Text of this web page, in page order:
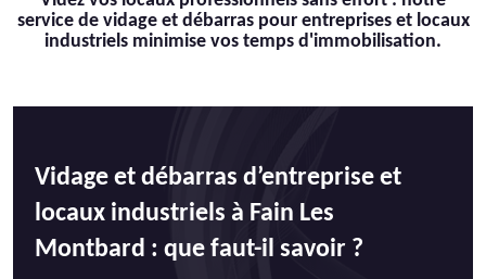
service de vidage et débarras pour entreprises et locaux
industriels minimise vos temps d'immobilisation.
Vidage et débarras d’entreprise et
locaux industriels à Fain Les
Montbard : que faut-il savoir ?